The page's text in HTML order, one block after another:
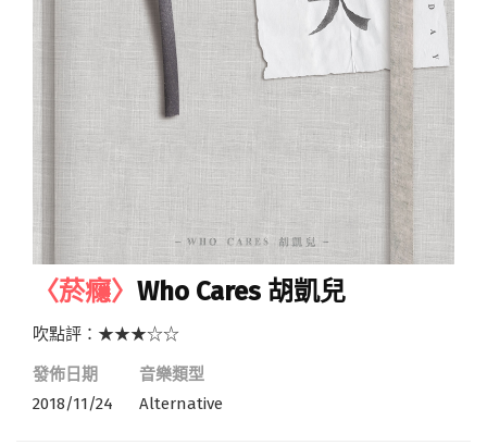
〈菸癮〉 Who Cares 胡凱兒
吹點評：★★★☆☆
發佈日期
2018/11/24
音樂類型
Alternative